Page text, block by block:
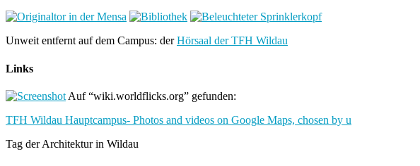
Unweit entfernt auf dem Campus: derHörsaal der TFH Wildau
Links
Auf “wiki.worldflicks.org” gefunden:
TFH Wildau Hauptcampus- Photos and videos on Google Maps, chosen by u
Tag der Architektur in Wildau